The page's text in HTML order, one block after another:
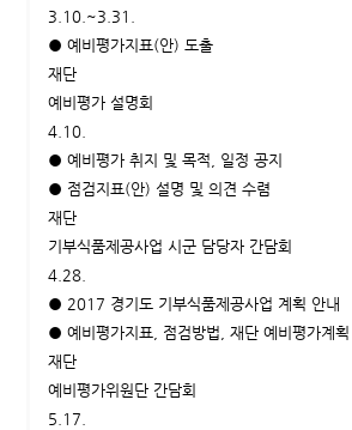
3.10.~3.31.
● 예비평가지표(안) 도출
재단
예비평가 설명회
4.10.
● 예비평가 취지 및 목적, 일정 공지
● 점검지표(안) 설명 및 의견 수렴
재단
기부식품제공사업 시군 담당자 간담회
4.28.
● 2017 경기도 기부식품제공사업 계획 안내
● 예비평가지표, 점검방법, 재단 예비평가계
재단
예비평가위원단 간담회
5.17.